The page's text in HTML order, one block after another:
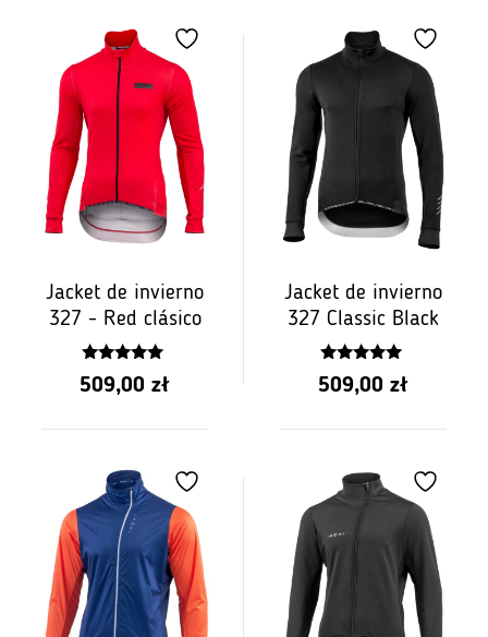
Jacket de invierno
327 - Red clásico
5.00
z 5
509,00 zł
Jacket de invierno
327 Classic Black
5.00
z 5
509,00 zł